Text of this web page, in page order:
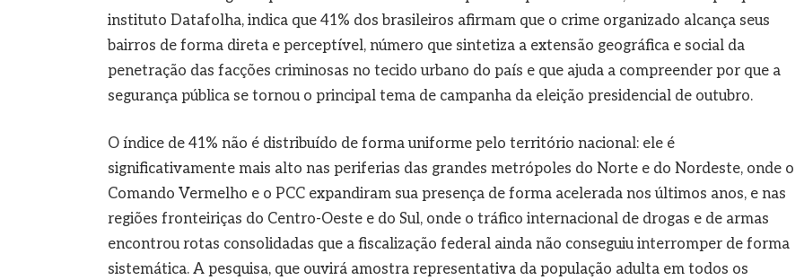
instituto Datafolha, indica que 41% dos brasileiros afirmam que o crime organizado alcança seus
bairros de forma direta e perceptível, número que sintetiza a extensão geográfica e social da
penetração das facções criminosas no tecido urbano do país e que ajuda a compreender por que a
segurança pública se tornou o principal tema de campanha da eleição presidencial de outubro.
O índice de 41% não é distribuído de forma uniforme pelo território nacional: ele é
significativamente mais alto nas periferias das grandes metrópoles do Norte e do Nordeste, onde o
Comando Vermelho e o PCC expandiram sua presença de forma acelerada nos últimos anos, e nas
regiões fronteiriças do Centro-Oeste e do Sul, onde o tráfico internacional de drogas e de armas
encontrou rotas consolidadas que a fiscalização federal ainda não conseguiu interromper de forma
sistemática. A pesquisa, que ouvirá amostra representativa da população adulta em todos os